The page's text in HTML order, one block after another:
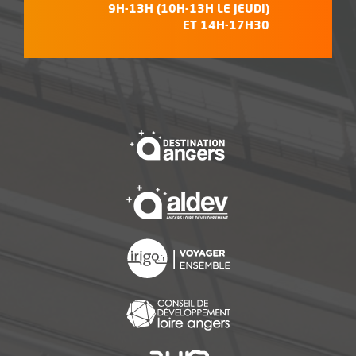
9H-13H (10H-13H LE JEUDI)
ET 14H-17H30